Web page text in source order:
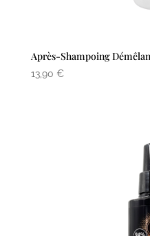
Après-Shampoing
13,90 €